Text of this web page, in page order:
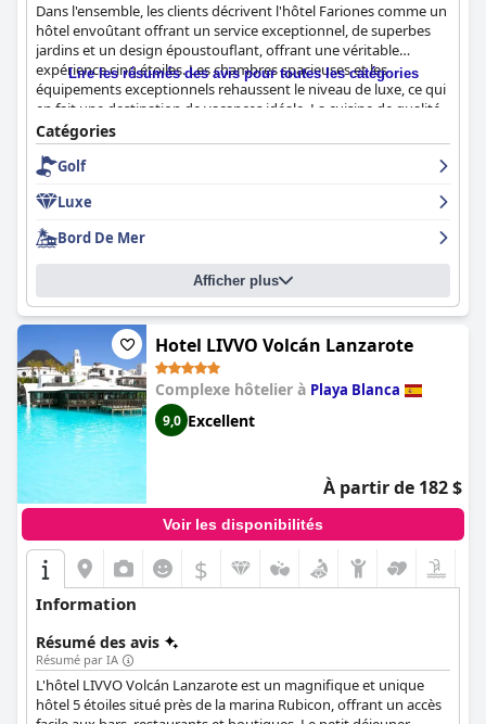
Dans l'ensemble, les clients décrivent l'hôtel Fariones comme un
hôtel envoûtant offrant un service exceptionnel, de superbes
jardins et un design époustouflant, offrant une véritable
expérience cinq étoiles. Les chambres spacieuses et les
équipements exceptionnels rehaussent le niveau de luxe, ce qui
en fait une destination de vacances idéale. La cuisine de qualité
supérieure est l'une des principales caractéristiques que les
visiteurs apprécient. Toutefois, certains clients ont été déçus par
l'absence de certains éléments essentiels attendus dans un
hautement recommandée pour des vacances inoubliables à
Lanzarote.
Lire les résumés des avis pour toutes les catégories
Catégories
Golf
Luxe
Bord De Mer
Afficher plus
Hotel LIVVO Volcán Lanzarote
Complexe hôtelier à Playa Blanca
9,0 Excellent
À partir de 182 $
Voir les disponibilités
$
Information
Résumé des avis
Résumé par IA
L'hôtel LIVVO Volcán Lanzarote est un magnifique et unique
hôtel 5 étoiles situé près de la marina Rubicon, offrant un accès